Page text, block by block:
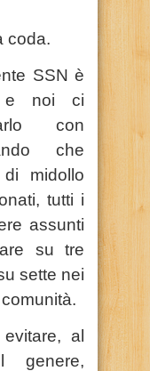
coda.
SSN è
e noi ci
con
che
midollo
tutti i
assunti
su tre
sette nei
al
genere,